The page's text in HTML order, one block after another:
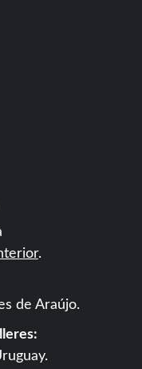
.
de Araújo.